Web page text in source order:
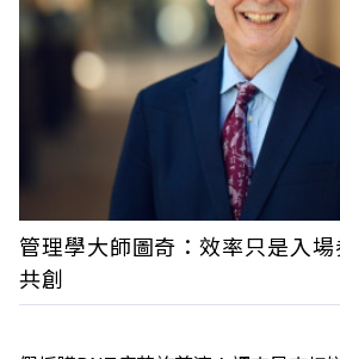
管理學大師圖奇：效率只是入
共創